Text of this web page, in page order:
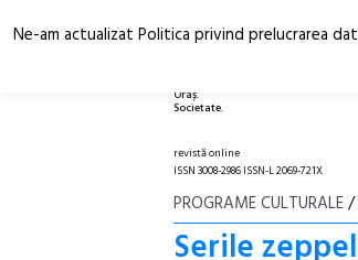
Oraș.
Societate.
revistă online
ISSN 3008-2986 ISSN-L 2069-721X
PROGRAME CULTURALE/
Serile
Ne-am actualizat Politica privind prelucrarea